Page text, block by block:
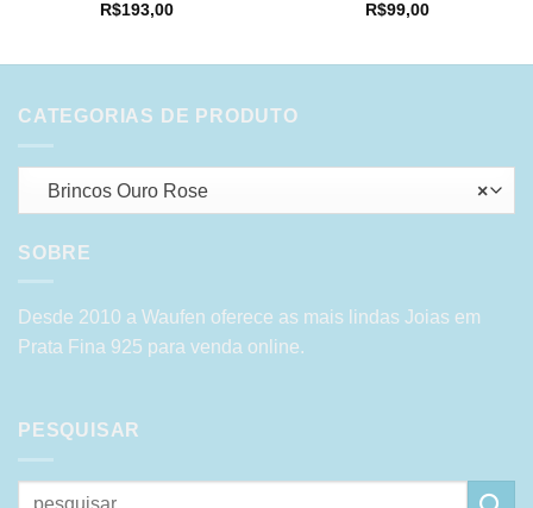
R$193,00
R$99,00
CATEGORIAS DE PRODUTO
×
Brincos Ouro Rose
SOBRE
Desde 2010 a Waufen oferece as mais lindas Joias em
Prata Fina 925 para venda online.
PESQUISAR
Pesquisar